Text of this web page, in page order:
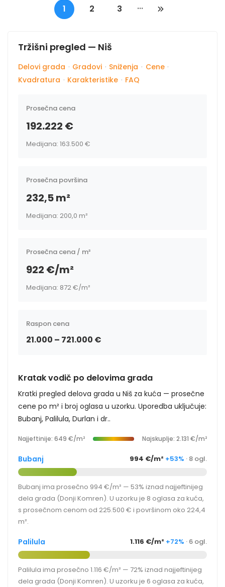
1 2 3 ...
Tržišni pregled — Niš
Delovi grada · Gradovi · Sniženja · Cene ·
Kvadratura · Karakteristike · FAQ
Prosečna cena
192.222 €
Medijana: 163.500 €
Prosečna površina
232,5 m²
Medijana: 200,0 m²
Prosečna cena / m²
922 €/m²
Medijana: 872 €/m²
Raspon cena
21.000 – 721.000 €
Kratak vodič po delovima grada
Kratki pregled delova grada u Niš za kuća — prosečne
cene po m² i broj oglasa u uzorku. Uporedba uključuje:
Bubanj, Palilula, Durlan i dr..
Najjeftinije: 649 €/m² Najskuplje: 2.131 €/m²
Bubanj 994 €/m² +53% · 8 ogl.
Bubanj ima prosečno 994 €/m² — 53% iznad najjeftinijeg
dela grada (Donji Komren). U uzorku je 8 oglasa za kuća,
s prosečnom cenom od 225.500 € i površinom oko 224,4
m².
Palilula 1.116 €/m² +72% · 6 ogl.
Palilula ima prosečno 1.116 €/m² — 72% iznad najjeftinijeg
dela grada (Donji Komren). U uzorku je 6 oglasa za kuća,